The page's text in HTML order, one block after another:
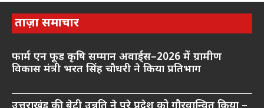
ताज़ा समाचार
फार्म एन फूड कृषि सम्मान अवार्ड्स–2026 में ग्रामीण
विकास मंत्री भरत सिंह चौधरी ने किया प्रतिभाग